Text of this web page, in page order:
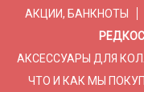
АКЦИИ, БАНКНОТЫ
АКСЕССУАРЫ ДЛЯ
ЧТО И КАК МЫ